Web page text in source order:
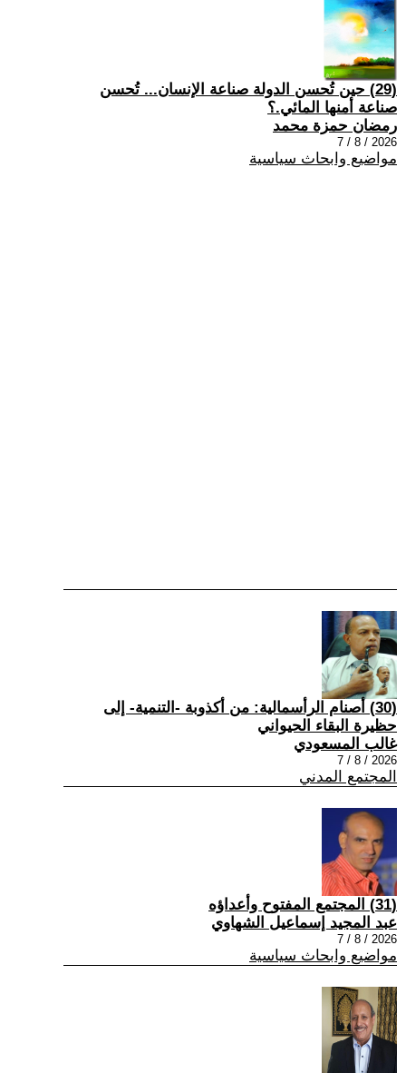
(29) حين تُحسن الدولة صناعة الإنسان... تُحسن
صناعة أمنها المائي.؟
رمضان حمزة محمد
2026 / 8 / 7
مواضيع وابحاث سياسية
(30) أصنام الرأسمالية: من أكذوبة -التنمية- إلى
حظيرة البقاء الحيواني
غالب المسعودي
2026 / 8 / 7
المجتمع المدني
(31) المجتمع المفتوح وأعداؤه
عبد المجيد إسماعيل الشهاوي
2026 / 8 / 7
مواضيع وابحاث سياسية